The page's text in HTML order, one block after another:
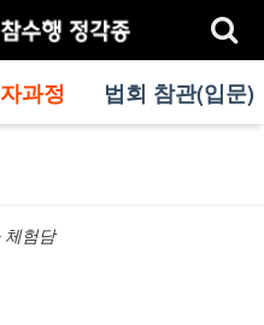
과정 법회 참관(입문)
체험담